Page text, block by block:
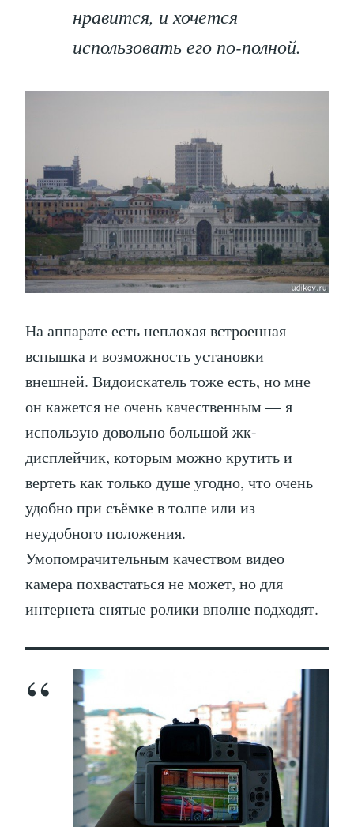
нравится, и хочется
использовать его по-полной.
На аппарате есть неплохая встроенная
вспышка и возможность установки
внешней. Видоискатель тоже есть, но мне
он кажется не очень качественным — я
использую довольно большой жк-
дисплейчик, которым можно крутить и
вертеть как только душе угодно, что очень
удобно при съёмке в толпе или из
неудобного положения.
Умопомрачительным качеством видео
камера похвастаться не может, но для
интернета снятые ролики вполне подходят.